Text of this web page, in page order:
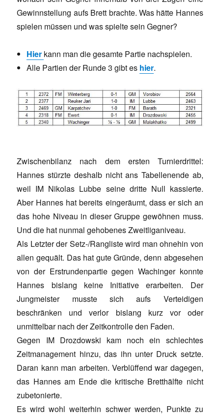
Gewinnstellung aufs Brett brachte. Was hätte Hannes
spielen müssen und was spielte sein Gegner?
Hier kann man die gesamte Partie nachspielen.
Alle Partien der Runde 3 gibt es hier.
Zwischenbilanz nach dem ersten Turnierdrittel:
Hannes stürzte deshalb nicht ans Tabellenende ab,
weil IM Nikolas Lubbe seine dritte Null kassierte.
Aber Hannes hat bereits eingeräumt, dass er sich an
das hohe Niveau in dieser Gruppe gewöhnen muss.
Und die hat nunmal gehobenes Zweitliganiveau.
Als Letzter der Setz-/Rangliste wird man ohnehin von
allen gequält. Das hat gute Gründe, denn abgesehen
von der Erstrundenpartie gegen Wachinger konnte
Hannes bislang keine Initiative erarbeiten. Der
Jungmeister musste sich aufs Verteidigen
beschränken und verlor bislang kurz vor oder
unmittelbar nach der Zeitkontrolle den Faden.
Gegen IM Drozdowski kam noch ein schlechtes
Zeitmanagement hinzu, das ihn unter Druck setzte.
Daran kann man arbeiten. Verblüffend war dagegen,
das Hannes am Ende die kritische Bretthälfte nicht
zubetonierte.
Es wird wohl weiterhin schwer werden, Punkte zu